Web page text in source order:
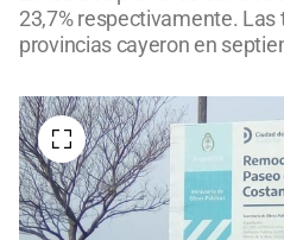
23,7% respectivamente.
provincias cayeron en